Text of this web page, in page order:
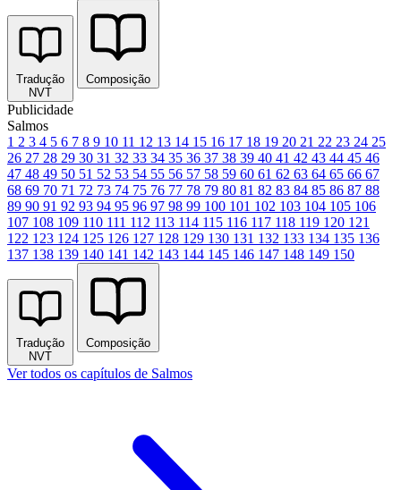
Tradução
NVT
Composição
Publicidade
Salmos
1 2 3 4 5 6 7 8 9 10 11 12 13 14 15 16 17 18 19 20 21 22 23 24 25
26 27 28 29 30 31 32 33 34 35 36 37 38 39 40 41 42 43 44 45 46
47 48 49 50 51 52 53 54 55 56 57 58 59 60 61 62 63 64 65 66 67
68 69 70 71 72 73 74 75 76 77 78 79 80 81 82 83 84 85 86 87 88
89 90 91 92 93 94 95 96 97 98 99 100 101 102 103 104 105 106
107 108 109 110 111 112 113 114 115 116 117 118 119 120 121
122 123 124 125 126 127 128 129 130 131 132 133 134 135 136
137 138 139 140 141 142 143 144 145 146 147 148 149 150
Tradução
NVT
Composição
Ver todos os capítulos de Salmos